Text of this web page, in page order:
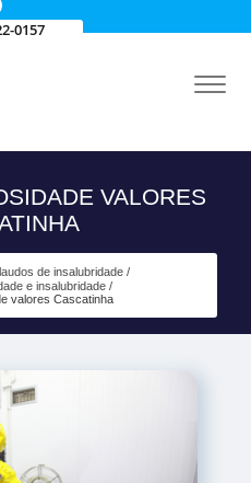
0157
VALORES
laudos de insalubridade
e insalubridade
valores Cascatinha